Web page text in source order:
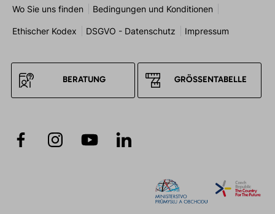
Wo Sie uns finden Bedingungen und Konditionen
Ethischer Kodex DSGVO - Datenschutz Impressum
BERATUNG GRÖSSENTABELLE